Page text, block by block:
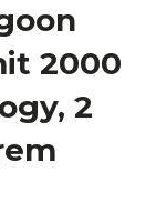
2000
2